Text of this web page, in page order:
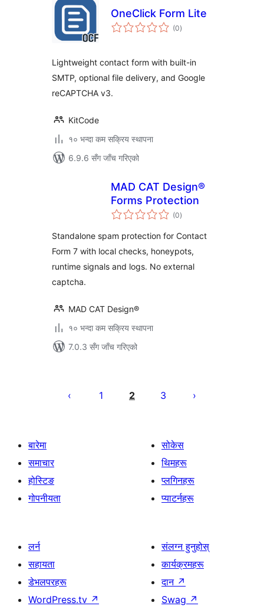
OneClick Form Lite
(0कुल
रेटिङ्गहरू
)
Lightweight contact form with built-in
SMTP, optional file delivery, and Google
reCAPTCHA v3.
KitCode
१० भन्दा कम सक्रिय स्थापना
6.9.6 सँग जाँच गरिएको
MAD CAT Design®
Forms Protection
(0कुल
रेटिङ्गहरू
)
Standalone spam protection for Contact
Form 7 with local checks, honeypots,
runtime signals and logs. No external
captcha.
MAD CAT Design®
१० भन्दा कम सक्रिय स्थापना
7.0.3 सँग जाँच गरिएको
पृष्ठाङ्कन1 2 3
बारेमा
समाचार
होस्टिङ
गोपनीयता
सोकेस
थिमहरू
प्लगिनहरू
प्याटर्नहरू
लर्न
सहायता
डेभलपरहरू
WordPress.tv ↗
संलग्न हुनुहोस्
कार्यक्रमहरू
दान ↗
Swag ↗